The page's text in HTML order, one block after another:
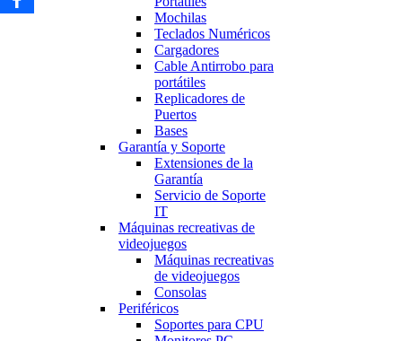
Mochilas
Teclados Numéricos
Cargadores
Cable Antirrobo para
portátiles
Replicadores de
Puertos
Bases
Garantía y Soporte
Extensiones de la
Garantía
Servicio de Soporte
IT
Máquinas recreativas de
videojuegos
Máquinas recreativas
de videojuegos
Consolas
Periféricos
Soportes para CPU